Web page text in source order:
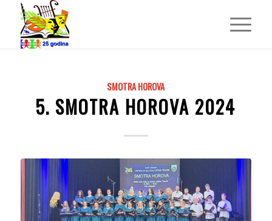
SMOTRA HOROVA
5. SMOTRA HOROVA 2024